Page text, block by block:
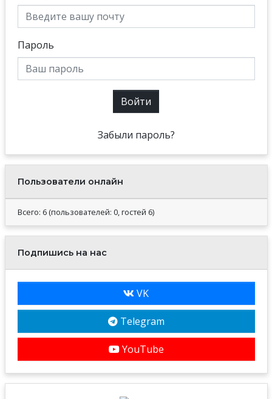
Пароль
Войти
Забыли пароль?
Пользователи онлайн
Всего: 6 (пользователей: 0, гостей 6)
Подпишись на нас
VK
Telegram
YouTube